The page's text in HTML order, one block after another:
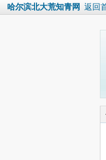
哈尔滨北大荒知青网 返回